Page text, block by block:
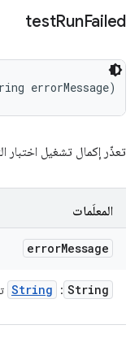
testRunFailed
errorMessage)
تعذّر إكمال تشغيل
المعلَمات
errorMessage
String
:
String